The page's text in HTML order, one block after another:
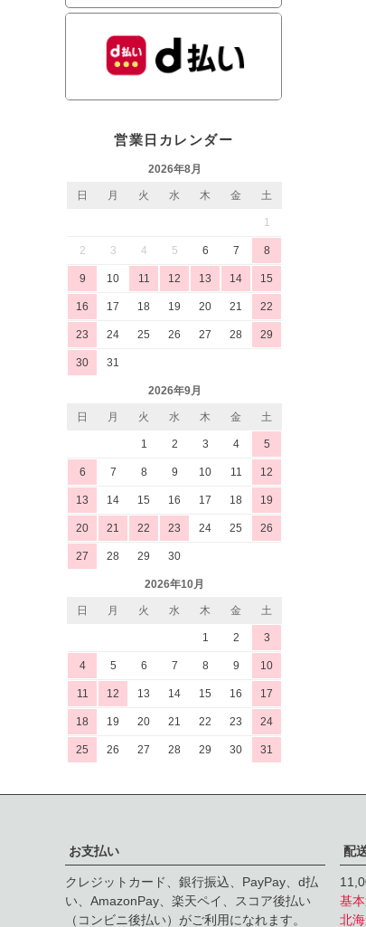
営業日カレンダー
2026年8月
日 月 火 水 木 金 土
1
2 3 4 5 6 7 8
9 10 11 12 13 14 15
16 17 18 19 20 21 22
23 24 25 26 27 28 29
30 31
2026年9月
日 月 火 水 木 金 土
1 2 3 4 5
6 7 8 9 10 11 12
13 14 15 16 17 18 19
20 21 22 23 24 25 26
27 28 29 30
2026年10月
日 月 火 水 木 金 土
1 2 3
4 5 6 7 8 9 10
11 12 13 14 15 16 17
18 19 20 21 22 23 24
25 26 27 28 29 30 31
お支払い
クレジットカード、銀行振込、PayPay、d払
い、AmazonPay、楽天ペイ、スコア後払い
（コンビニ後払い）がご利用になれます。
配
基
北